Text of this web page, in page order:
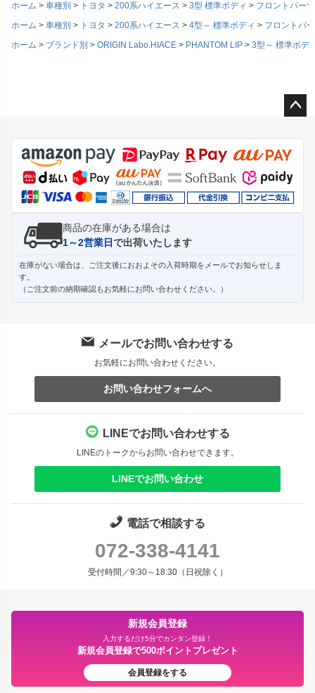
ホーム 車種別 トヨタ 200系ハイエース 3型 標準ボディ
フロントパーツ
ホーム
車種別 トヨタ 200系ハイエース 4型～ 標準ボディ
フロントパ
ホーム
ブランド別 ORIGIN Labo.HIACE PHANTOM LIP 3型～ 標準ボデ
ジト
ップ
へ
商品の在庫がある場合は
1～2営業日で出荷いたします
在庫がない場合は、ご注文後におおよその入荷時期をメールでお知らせしま
す。
（ご注文前の納期確認もお気軽にお問い合わせください。）
メールでお問い合わせする
お気軽にお問い合わせください。
お問い合わせフォームへ
LINEでお問い合わせする
LINEのトークからお問い合わせできます。
LINEでお問い合わせ
電話で相談する
072-338-4141
受付時間／9:30～18:30（日祝除く）
新規会員登録
入力するだけ5分でカンタン登録！
新規会員登録で500ポイントプレゼント
会員登録をする